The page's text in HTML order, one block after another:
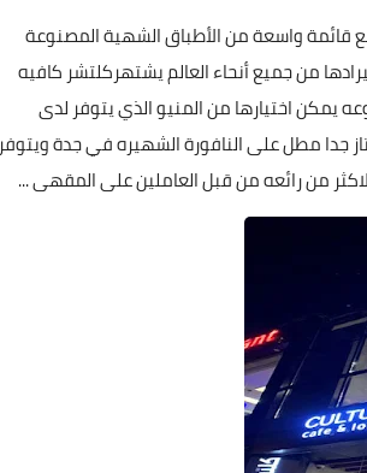
واسعة من الأطباق الشهية المصنوعة
من جميع أنحاء العالم يشتهركلتشر كافيه
يمكن اختيارها من المنيو الذي يتوفر لدى
مطل على النافورة الشهيره في جدة ويتوفر
من رائعه من قبل العاملين على المقهى ...